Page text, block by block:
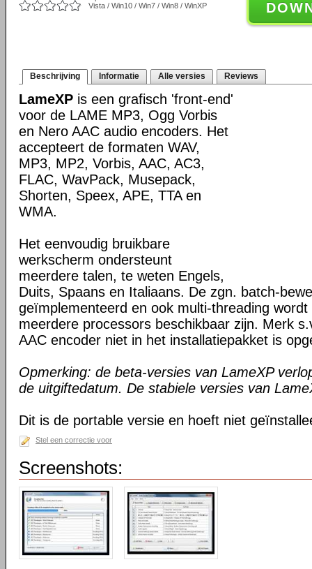
Vista / Win10 / Win7 / Win8 / WinXP
Beschrijving Informatie Alle versies Reviews
LameXP is een grafisch 'front-end'
voor de LAME MP3, Ogg Vorbis
en Nero AAC audio encoders. Het
accepteert de formaten WAV,
MP3, MP2, Vorbis, AAC, AC3,
FLAC, WavPack, Musepack,
Shorten, Speex, APE, TTA en
WMA.
Het eenvoudig bruikbare
werkscherm ondersteunt
meerdere talen, te weten Engels,
Duits, Spaans en Italiaans. De zgn. batch-
geïmplementeerd en ook multi-threading
meerdere processors beschikbaar zijn. Merk
AAC encoder niet in het installatiepakket is
Opmerking: de beta-versies van LameXP
de uitgiftedatum. De stabiele versies van
Dit is de portable versie en hoeft niet
Stel een correctie voor
Screenshots: